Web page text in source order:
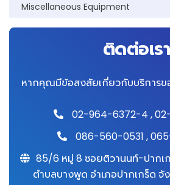
Miscellaneous Equipment
ติดต่อเรา
หากคุณมีข้อสงสัยเกี่ยวกับบริการขอ
02-964-6372-4 ,
086-560-0531 ,
85/6 หมู่ 8 ซอยติวานนท์-ปากเ
ตำบลบางพูด อำเภอปากเกร็ด จัง